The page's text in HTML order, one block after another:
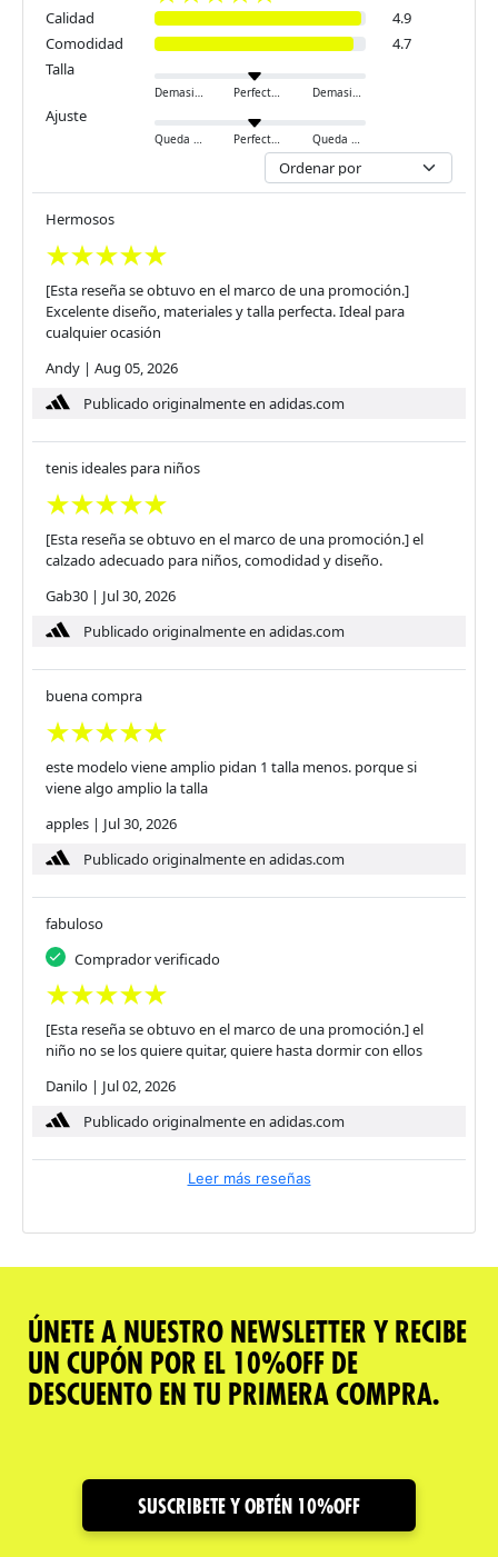
Calidad
4.9
Comodidad
4.7
Talla
Demasiado pequeño Perfecto Demasiado grande
Ajuste
Queda ajustado Perfecto Queda holgado
Hermosos
[Esta reseña se obtuvo en el marco de una promoción.]
Excelente diseño, materiales y talla perfecta. Ideal para
cualquier ocasión
Andy | Aug 05, 2026
Publicado originalmente en adidas.com
tenis ideales para niños
[Esta reseña se obtuvo en el marco de una promoción.] el
calzado adecuado para niños, comodidad y diseño.
Gab30 | Jul 30, 2026
Publicado originalmente en adidas.com
buena compra
este modelo viene amplio pidan 1 talla menos. porque si
viene algo amplio la talla
apples | Jul 30, 2026
Publicado originalmente en adidas.com
fabuloso
Comprador verificado
[Esta reseña se obtuvo en el marco de una promoción.] el
niño no se los quiere quitar, quiere hasta dormir con ellos
Danilo | Jul 02, 2026
Publicado originalmente en adidas.com
Leer más reseñas
ÚNETE A NUESTRO NEWSLETTER Y RECIBE
UN CUPÓN POR EL 10%OFF DE
DESCUENTO EN TU PRIMERA COMPRA.
SUSCRIBETE Y OBTÉN 10%OFF